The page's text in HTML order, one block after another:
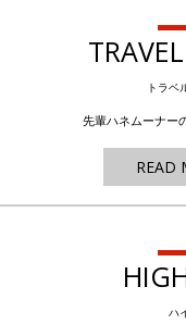
トラベ
先輩ハネムーナー
READ
ハ